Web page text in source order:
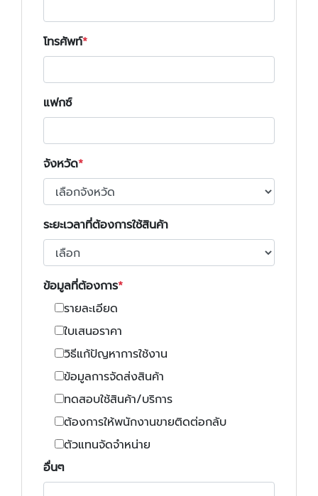
โทรศัพท์
แฟกซ์
จังหวัด
ระยะเวลาที่ต้องการใช้สินค้า
ข้อมูลที่ต้องการ
รายละเอียด
ใบเสนอราคา
วิธีแก้ปัญหาการใช้งาน
ข้อมูลการจัดส่งสินค้า
ทดสอบใช้สินค้า/บริการ
ต้องการให้พนักงานขายติดต่อกลับ
ตัวแทนจัดจำหน่าย
อื่นๆ